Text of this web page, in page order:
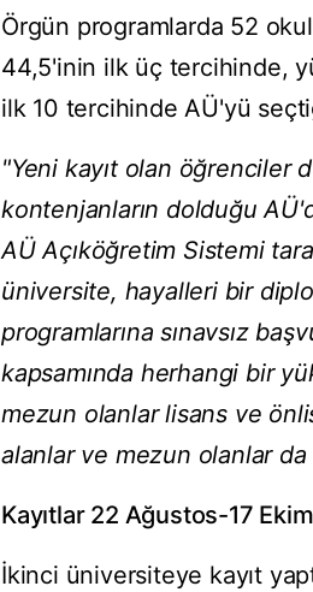
Örgün programlarda 52
44,5'inin ilk üç tercihinde,
ilk 10 tercihinde AÜ'yü
"Yeni kayıt olan öğrenciler
kontenjanların dolduğu
AÜ Açıköğretim Sistemi
üniversite, hayalleri bir
programlarına sınavsız
kapsamında herhangi bir
mezun olanlar lisans ve
alanlar ve mezun olanlar
Kayıtlar 22 Ağustos-17
İkinci üniversiteye kayıt